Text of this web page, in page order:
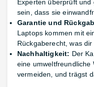
Experten überprüft
sein, dass sie
Garantie und
Laptops kommen mit
Rückgaberecht, was
Nachhaltigkeit: Der
eine umweltfreundliche
vermeiden, und trägst